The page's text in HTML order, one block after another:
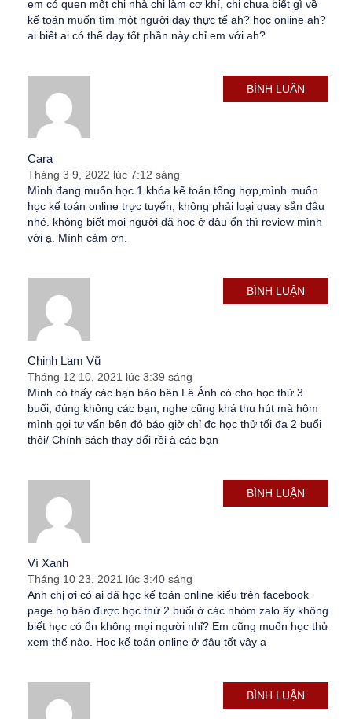
em có quen một chị nhà chị làm cơ khí, chị chưa biết gì về
kế toán muốn tìm một người dạy thực tế ah? học online ah?
ai biết ai có thể dạy tốt phần này chỉ em với ah?
Cara
Tháng 3 9, 2022 lúc 7:12 sáng
Mình đang muốn học 1 khóa kế toán tổng hợp,mình muốn
học kế toán online trực tuyến, không phải loại quay sẵn đâu
nhé. không biết mọi người đã học ở đâu ổn thì review mình
với ạ. Mình cảm ơn.
BÌNH LUẬN
Chinh Lam Vũ
Tháng 12 10, 2021 lúc 3:39 sáng
Mình có thấy các bạn bảo bên Lê Ánh có cho học thử 3
buổi, đúng không các bạn, nghe cũng khá thu hút mà hôm
mình gọi tư vấn bên đó báo giờ chỉ đc học thử tối đa 2 buổi
thôi/ Chính sách thay đổi rồi à các bạn
BÌNH LUẬN
Ví Xanh
Tháng 10 23, 2021 lúc 3:40 sáng
Anh chị ơi có ai đã học kế toán online kiểu trên facebook
page họ bảo được học thử 2 buổi ở các nhóm zalo ấy không
biết học có ổn không mọi người nhỉ? Em cũng muốn học thử
xem thế nào. Học kế toán online ở đâu tốt vậy ạ
BÌNH LUẬN
BÌNH LUẬN